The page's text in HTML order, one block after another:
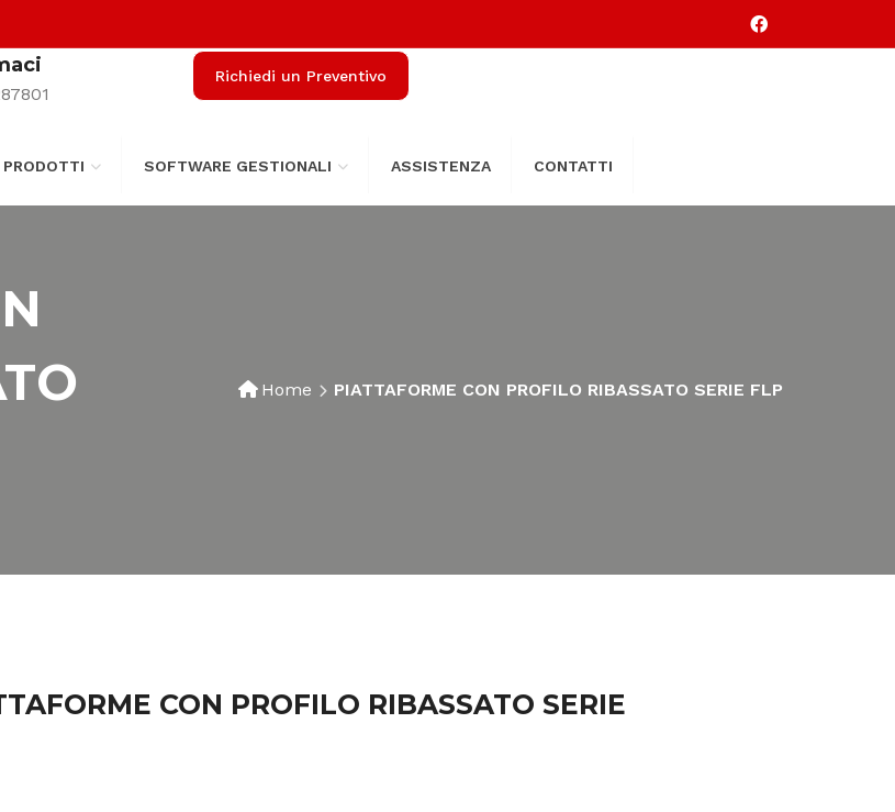
Richiedi un Preventivo
PRODOTTI SOFTWARE GESTIONALI ASSISTENZA CONTATTI
Home PIATTAFORME CON PROFILO RIBASSATO SERIE FLP
CON PROFILO RIBASSATO SERIE